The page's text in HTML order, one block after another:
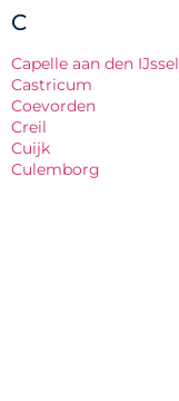
C
Capelle aan den IJssel
Castricum
Coevorden
Creil
Cuijk
Culemborg